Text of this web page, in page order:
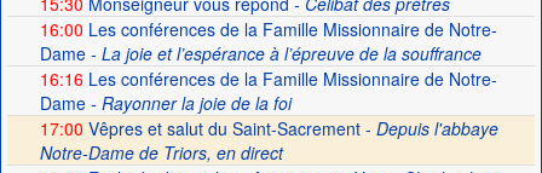
16:00 Les conférences de la Famille Missionnaire de Notre-
Dame- La joie et l’espérance à l’épreuve de la souffrance
16:16Les conférences de la Famille Missionnaire de Notre-
Dame- Rayonner la joie de la foi
17:00 Vêpres et salut du Saint-Sacrement - Depuis l'abbaye
Notre-Dame de Triors, en direct